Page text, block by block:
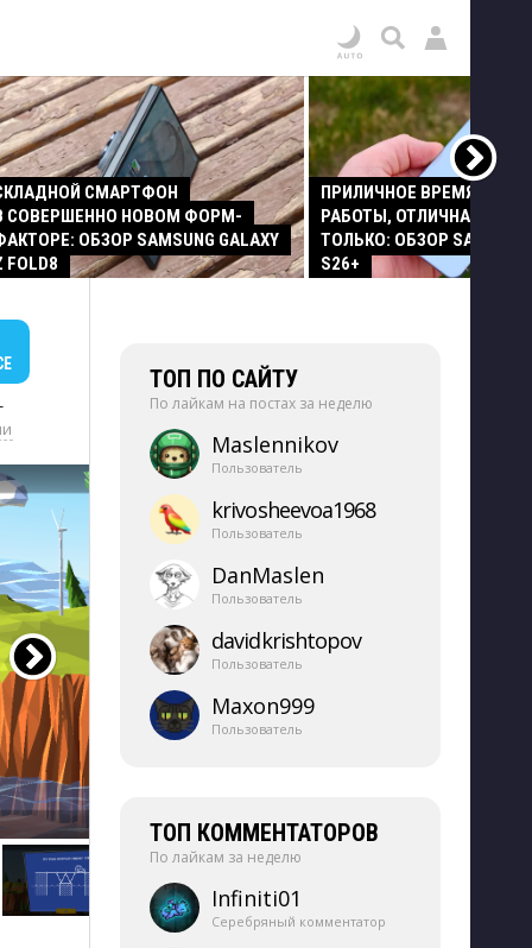
СМАРТФОН
СОВЕРШЕННО НОВОМ ФОРМ-
ОБЗОР SAMSUNG GALAXY
FOLD8
ПРИЛИЧНОЕ ВРЕМЯ
РАБОТЫ, ОТЛИЧНАЯ
ТОЛЬКО: ОБЗОР SAMSUNG
S26+
ТОП ПО САЙТУ
По лайкам на постах за неделю
Maslennikov
Пользователь
krivosheevoa1968
Пользователь
DanMaslen
Пользователь
davidkrishtopov
Пользователь
Maxon999
Пользователь
ТОП КОММЕНТАТОРОВ
По лайкам за неделю
Infiniti01
Серебряный комментатор